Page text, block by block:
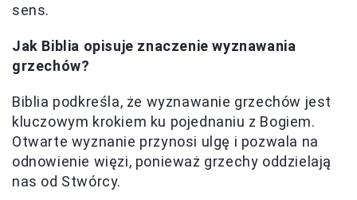
sens.
Jak Biblia opisuje znaczenie wyznawania
grzechów?
Biblia podkreśla, że wyznawanie grzechów jest
kluczowym krokiem ku pojednaniu z Bogiem.
Otwarte wyznanie przynosi ulgę i pozwala na
odnowienie więzi, ponieważ grzechy oddzielają
nas od Stwórcy.